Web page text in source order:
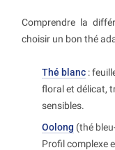
Comprendre la
choisir un bon thé
Thé blanc :
floral et délicat,
sensibles.
Oolong (thé
Profil complexe